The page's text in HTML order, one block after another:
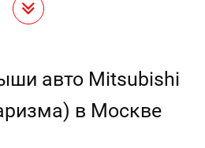
авто Mitsubishi
в Москве